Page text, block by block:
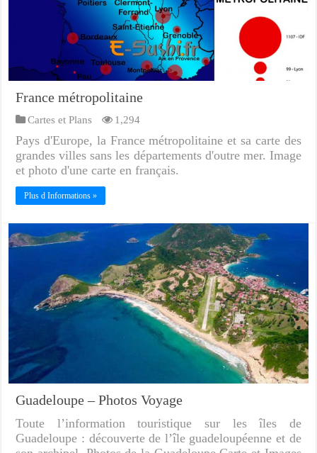
France métropolitaine
Cartes et Plans 1,294
Pays d'Europe, la France métropolitaine et sa carte des
grandes villes sans les départements d'outre mer. Image
et photo d'une carte en français.
Plus d Informations »
Guadeloupe – Photos Voyage
Toute l’information touristique sur les îles de
Guadeloupe : découverte de l’île guadeloupéenne et de